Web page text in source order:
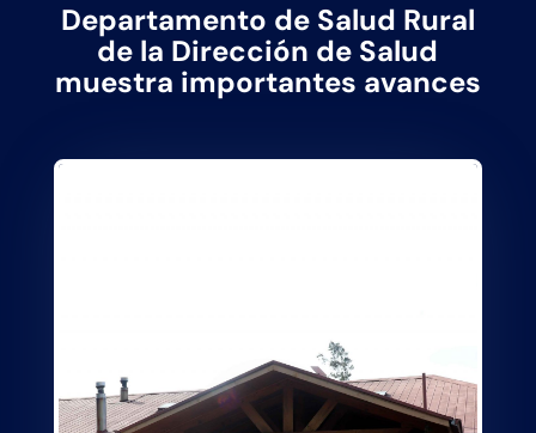
Departamento de Salud Rural
de la Dirección de Salud
muestra importantes avances